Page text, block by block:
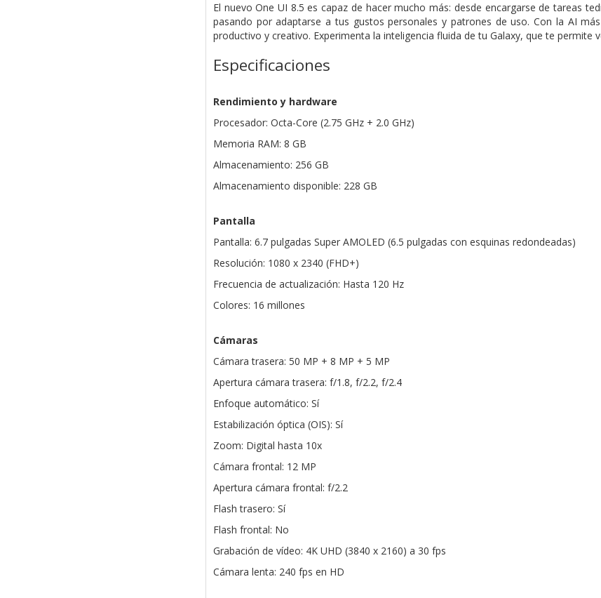
El nuevo One UI 8.5 es capaz de hacer mucho más: desde encargarse de tareas
pasando por adaptarse a tus gustos personales y patrones de uso. Con la AI
productivo y creativo. Experimenta la inteligencia fluida de tu Galaxy, que te permite
Especificaciones
Rendimiento y hardware
Procesador: Octa-Core (2.75 GHz + 2.0 GHz)
Memoria RAM: 8 GB
Almacenamiento: 256 GB
Almacenamiento disponible: 228 GB
Pantalla
Pantalla: 6.7 pulgadas Super AMOLED (6.5 pulgadas con esquinas redondeadas)
Resolución: 1080 x 2340 (FHD+)
Frecuencia de actualización: Hasta 120 Hz
Colores: 16 millones
Cámaras
Cámara trasera: 50 MP + 8 MP + 5 MP
Apertura cámara trasera: f/1.8, f/2.2, f/2.4
Enfoque automático: Sí
Estabilización óptica (OIS): Sí
Zoom: Digital hasta 10x
Cámara frontal: 12 MP
Apertura cámara frontal: f/2.2
Flash trasero: Sí
Flash frontal: No
Grabación de vídeo: 4K UHD (3840 x 2160) a 30 fps
Cámara lenta: 240 fps en HD